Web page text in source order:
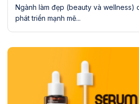
Ngành làm đẹp (beauty và wellness)
phát triển mạnh mẽ...